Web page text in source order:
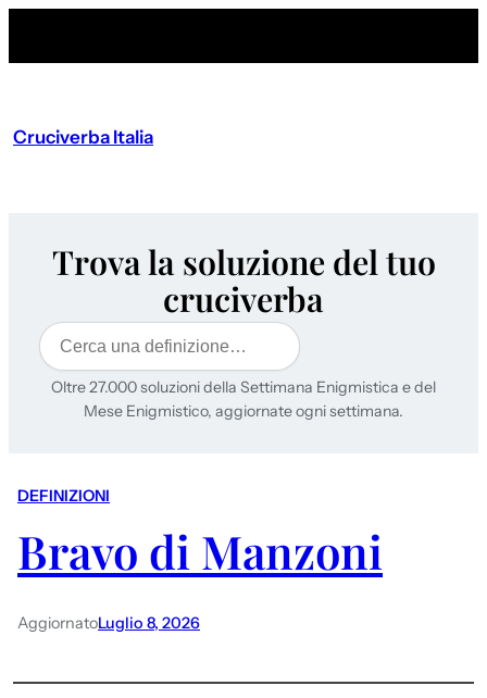
Cruciverba Italia
Trova la soluzione del tuo
cruciverba
Cerca
Oltre 27.000 soluzioni della Settimana Enigmistica e del
Mese Enigmistico, aggiornate ogni settimana.
DEFINIZIONI
Bravo di Manzoni
AggiornatoLuglio 8, 2026